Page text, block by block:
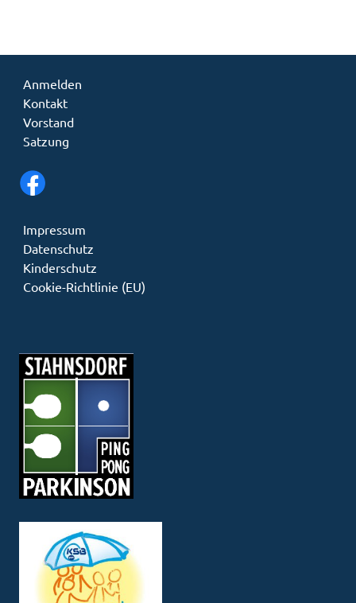
Anmelden
Kontakt
Vorstand
Satzung
Impressum
Datenschutz
Kinderschutz
Cookie-Richtlinie (EU)